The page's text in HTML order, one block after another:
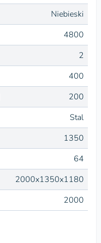
Niebieski
4800
2
400
200
Stal
1350
64
2000x1350x1180
2000